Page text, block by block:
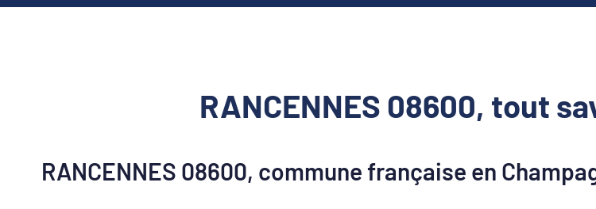
RANCENNES 08600, tout
RANCENNES 08600, commune française en